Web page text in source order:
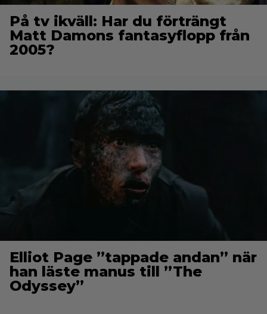
På tv ikväll: Har du förträngt
Matt Damons fantasyflopp från
2005?
Elliot Page ”tappade andan” när
han läste manus till ”The
Odyssey”